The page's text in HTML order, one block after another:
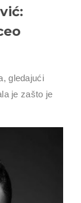
gledajući
je zašto je